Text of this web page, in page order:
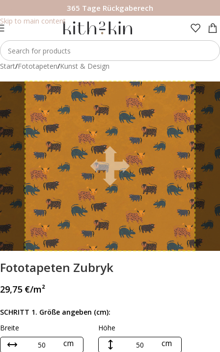
Skip to main content
365 Tage Rückgaberech
Start/Fototapeten/Kunst & Design
Fototapeten Zubryk
29,75 €/m²
SCHRITT 1. Größe angeben (cm):
Breite
cm
Höhe
cm